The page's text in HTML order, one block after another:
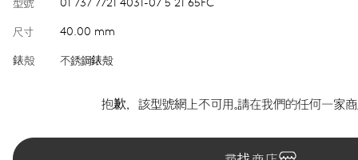
型號 01 737 7721 4031-07 5 21 65FC
尺寸 40.00 mm
錶殼 不銹鋼錶殼
抱歉，該型號網上不可用。請在我們的任何一家商